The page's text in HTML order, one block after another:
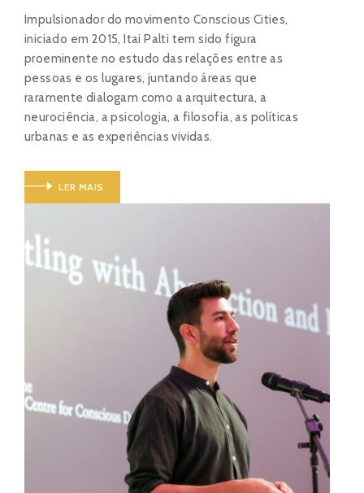
Impulsionador do movimento Conscious Cities,
iniciado em 2015, Itai Palti tem sido figura
proeminente no estudo das relações entre as
pessoas e os lugares, juntando áreas que
raramente dialogam como a arquitectura, a
neurociência, a psicologia, a filosofia, as políticas
urbanas e as experiências vividas.
LER MAIS